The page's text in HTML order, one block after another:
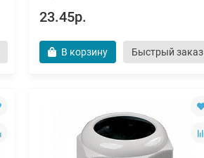
23.45р.
В корзину Быстрый заказ